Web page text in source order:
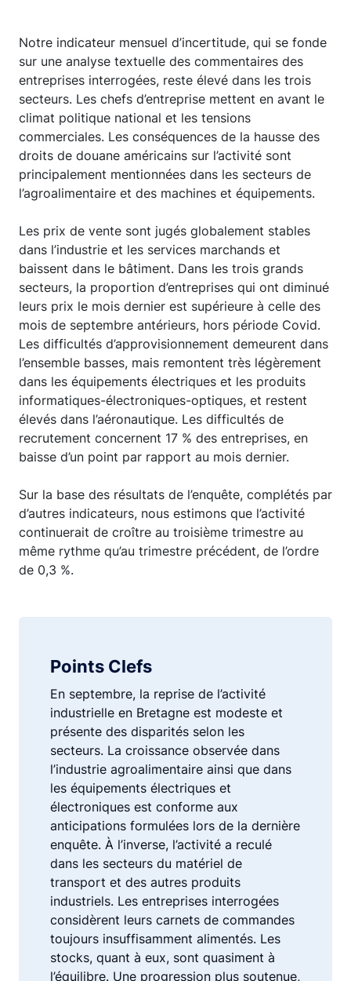
Notre indicateur mensuel d’incertitude, qui se fonde
sur une analyse textuelle des commentaires des
entreprises interrogées, reste élevé dans les trois
secteurs. Les chefs d’entreprise mettent en avant le
climat politique national et les tensions
commerciales. Les conséquences de la hausse des
droits de douane américains sur l’activité sont
principalement mentionnées dans les secteurs de
l’agroalimentaire et des machines et équipements.
Les prix de vente sont jugés globalement stables
dans l’industrie et les services marchands et
baissent dans le bâtiment. Dans les trois grands
secteurs, la proportion d’entreprises qui ont diminué
leurs prix le mois dernier est supérieure à celle des
mois de septembre antérieurs, hors période Covid.
Les difficultés d’approvisionnement demeurent dans
l’ensemble basses, mais remontent très légèrement
dans les équipements électriques et les produits
informatiques-électroniques-optiques, et restent
élevés dans l’aéronautique. Les difficultés de
recrutement concernent 17 % des entreprises, en
baisse d’un point par rapport au mois dernier.
Sur la base des résultats de l’enquête, complétés par
d’autres indicateurs, nous estimons que l’activité
continuerait de croître au troisième trimestre au
même rythme qu’au trimestre précédent, de l’ordre
de 0,3 %.
Points Clefs
En septembre, la reprise de l’activité
industrielle en Bretagne est modeste et
présente des disparités selon les
secteurs. La croissance observée dans
l’industrie agroalimentaire ainsi que dans
les équipements électriques et
électroniques est conforme aux
anticipations formulées lors de la dernière
enquête. À l’inverse, l’activité a reculé
dans les secteurs du matériel de
transport et des autres produits
industriels. Les entreprises interrogées
considèrent leurs carnets de commandes
toujours insuffisamment alimentés. Les
stocks, quant à eux, sont quasiment à
l’équilibre. Une progression plus soutenue,